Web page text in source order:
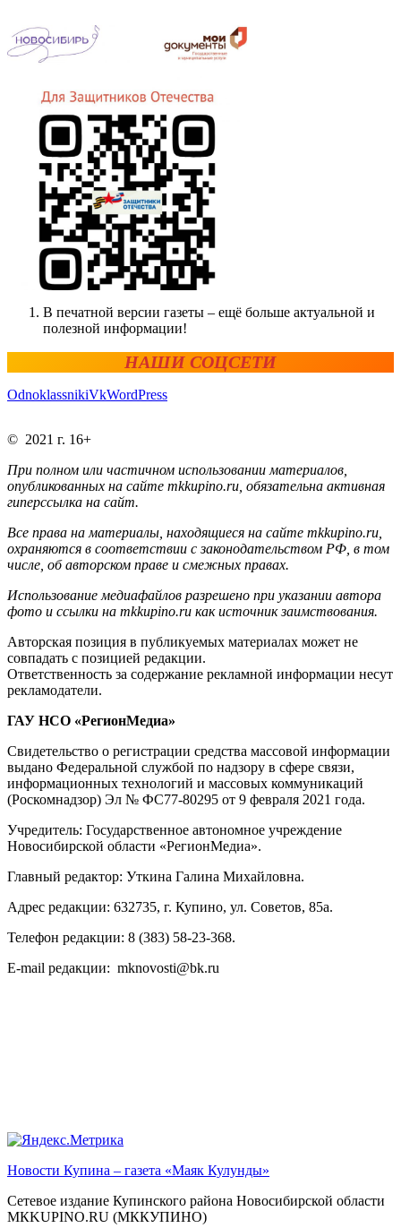
В печатной версии газеты – ещё больше актуальной и
полезной информации!
НАШИ СОЦСЕТИ
OdnoklassnikiVkWordPress
© 2021 г. 16+
При полном или частичном использовании материалов,
опубликованных на сайте mkkupino.ru, обязательна активная
гиперссылка на сайт.
Все права на материалы, находящиеся на сайте mkkupino.ru,
охраняются в соответствии с законодательством РФ, в том
числе, об авторском праве и смежных правах.
Использование медиафайлов разрешено при указании автора
фото и ссылки на mkkupino.ru как источник заимствования.
Авторская позиция в публикуемых материалах может не
совпадать с позицией редакции.
Ответственность за содержание рекламной информации несут
рекламодатели.
ГАУ НСО «РегионМедиа»
Свидетельство о регистрации средства массовой информации
выдано Федеральной службой по надзору в сфере связи,
информационных технологий и массовых коммуникаций
(Роскомнадзор) Эл № ФС77-80295 от 9 февраля 2021 года.
Учредитель: Государственное автономное учреждение
Новосибирской области «РегионМедиа».
Главный редактор: Уткина Галина Михайловна.
Адрес редакции: 632735, г. Купино, ул. Советов, 85а.
Телефон редакции: 8 (383) 58-23-368.
E-mail редакции: mknovosti@bk.ru
Новости Купина – газета «Маяк Кулунды»
Сетевое издание Купинского района Новосибирской области
МКKUPINO.RU (МККУПИНО)